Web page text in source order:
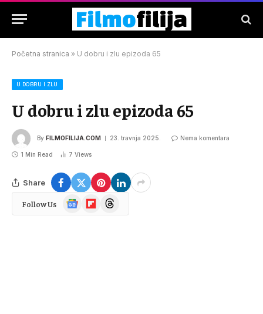
Početna stranica » U dobru i zlu epizoda 65
U DOBRU I ZLU
U dobru i zlu epizoda 65
By FILMOFILIJA.COM 23. travnja 2025. Nema komentara
1 Min Read 7 Views
Share
Follow Us
Google
News
FlipboardThreads